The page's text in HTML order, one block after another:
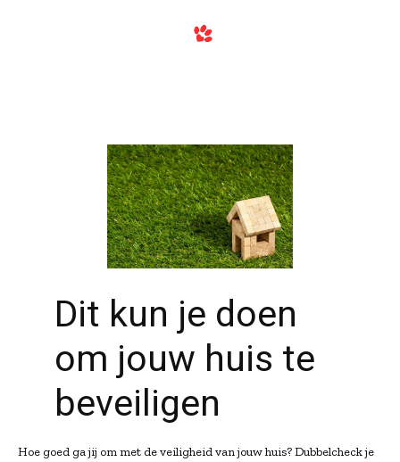
Dit kun je doen
om jouw huis te
beveiligen
Hoe goed ga jij om met de veiligheid van jouw huis? Dubbelcheck je